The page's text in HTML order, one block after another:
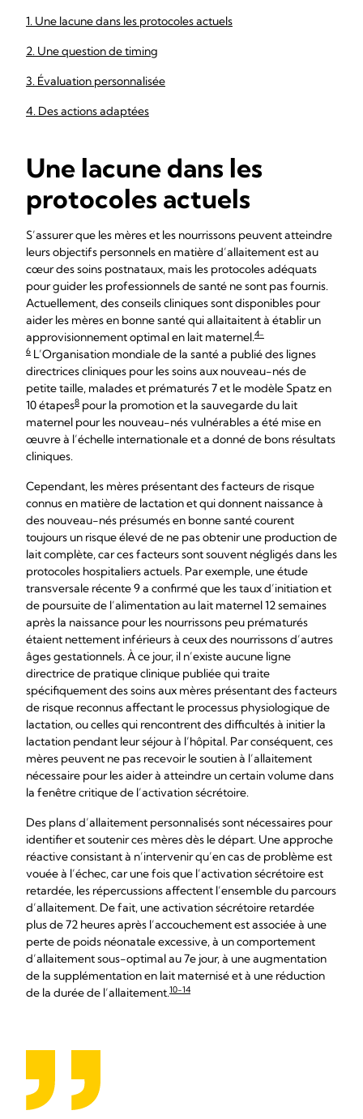
1. Une lacune dans les protocoles actuels
2. Une question de timing
3. Évaluation personnalisée
4. Des actions adaptées
Une lacune dans les
protocoles actuels
S’assurer que les mères et les nourrissons peuvent atteindre
leurs objectifs personnels en matière d’allaitement est au
cœur des soins postnataux, mais les protocoles adéquats
pour guider les professionnels de santé ne sont pas fournis.
Actuellement, des conseils cliniques sont disponibles pour
aider les mères en bonne santé qui allaitaitent à établir un
approvisionnement optimal en lait maternel.4-
6 L’Organisation mondiale de la santé a publié des lignes
directrices cliniques pour les soins aux nouveau-nés de
petite taille, malades et prématurés 7 et le modèle Spatz en
10 étapes8 pour la promotion et la sauvegarde du lait
maternel pour les nouveau-nés vulnérables a été mise en
œuvre à l’échelle internationale et a donné de bons résultats
cliniques.
Cependant, les mères présentant des facteurs de risque
connus en matière de lactation et qui donnent naissance à
des nouveau-nés présumés en bonne santé courent
toujours un risque élevé de ne pas obtenir une production de
lait complète, car ces facteurs sont souvent négligés dans les
protocoles hospitaliers actuels. Par exemple, une étude
transversale récente 9 a confirmé que les taux d’initiation et
de poursuite de l’alimentation au lait maternel 12 semaines
après la naissance pour les nourrissons peu prématurés
étaient nettement inférieurs à ceux des nourrissons d’autres
âges gestationnels. À ce jour, il n’existe aucune ligne
directrice de pratique clinique publiée qui traite
spécifiquement des soins aux mères présentant des facteurs
de risque reconnus affectant le processus physiologique de
lactation, ou celles qui rencontrent des difficultés à initier la
lactation pendant leur séjour à l’hôpital. Par conséquent, ces
mères peuvent ne pas recevoir le soutien à l’allaitement
nécessaire pour les aider à atteindre un certain volume dans
la fenêtre critique de l’activation sécrétoire.
Des plans d’allaitement personnalisés sont nécessaires pour
identifier et soutenir ces mères dès le départ. Une approche
réactive consistant à n’intervenir qu’en cas de problème est
vouée à l’échec, car une fois que l’activation sécrétoire est
retardée, les répercussions affectent l’ensemble du parcours
d’allaitement. De fait, une activation sécrétoire retardée
plus de 72 heures après l’accouchement est associée à une
perte de poids néonatale excessive, à un comportement
d’allaitement sous-optimal au 7e jour, à une augmentation
de la supplémentation en lait maternisé et à une réduction
de la durée de l’allaitement.10-14